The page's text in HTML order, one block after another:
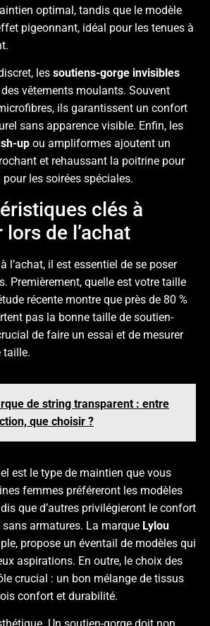
optimal, tandis que le modèle
pigeonnant, idéal pour les tenues à
les soutiens-gorge invisibles
vêtements moulants. Souvent
ils garantissent un confort
sans apparence visible. Enfin, les
up ou ampliformes ajoutent un
et rehaussant la poitrine pour
les soirées spéciales.
clés à
de l’achat
l’achat, il est essentiel de se poser
Premièrement, quelle est votre taille
récente montre que près de 80 %
pas la bonne taille de soutien-
de faire un essai et de mesurer
taille.
de string transparent : entre
que choisir ?
est le type de maintien que vous
femmes préféreront les modèles
que d’autres privilégieront le confort
sans armatures. La marque Lylou
propose un éventail de modèles qui
aspirations. En outre, le choix des
crucial : un bon mélange de tissus
confort et durabilité.